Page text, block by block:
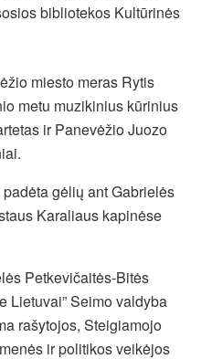
bibliotekos Kultūrinės
miesto meras Rytis
metu muzikinius kūrinius
ir Panevėžio Juozo
gėlių ant Gabrielės
Karaliaus kapinėse
Petkevičaitės-Bitės
Lietuvai” Seimo valdyba
rašytojos, Steigiamojo
ir politikos veikėjos